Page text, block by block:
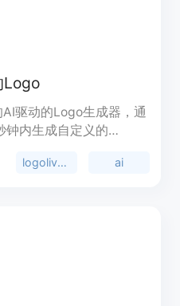
Logo
驱动的Logo生成器，通
钟内生成自定义的
快速创建令人惊叹的
logoliveryai ai